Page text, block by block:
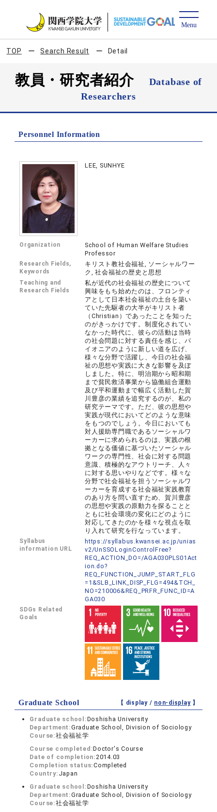
TOP Search Result Detail
教員・研究者紹介
Database of
Researchers
Personnel Information
LEE, SUNHYE
Organization
School of Human Welfare Studies
Professor
Research Fields,
Keywords
キリスト教社会福祉, ソーシャルワー
ク, 社会福祉の歴史と思想
Teaching and
Research Fields
私が近代の社会福祉の歴史について
興味をもち始めたのは、フロンティ
アとして日本社会福祉の土台を築い
ていた先駆者の大半がキリスト者
（Christian）であったことを知った
のがきっかけです。制度化されてい
なかった時代に、彼らの活動は当時
の社会問題に対する責任を感じ、パ
イオニアのように新しい道を広げ、
様々な分野で活躍し、今日の社会福
祉の思想や実践に大きな影響を及ぼ
しました。特に、明治期から昭和期
まで貧民救済事業から協働組合運動
及び平和運動まで幅広く活動した賀
川豊彦の業績を追究するのが、私の
研究テーマです。ただ、彼の思想や
実践が現代においてどのような意味
をもつのでしょう。今日においても
対人援助専門職であるソーシャルワ
ーカーに求められるのは、実践の根
拠となる価値に基づいたソーシャル
ワークの専門性、社会に対する問題
意識、積極的なアウトリーチ、人々
に対する思いやりなどです。様々な
分野で社会福祉を担うソーシャルワ
ーカーを育成する社会福祉実践教育
のあり方を問い直すため、賀川豊彦
の思想や実践の原動力を探ることと
ともに社会環境の変化にどのように
対応してきたのかを様々な視点を取
り入れて研究を行なっています。
Syllabus
information URL
https://syllabus.kwansei.ac.jp/unias
v2/UnSSOLoginControlFree?
REQ_ACTION_DO=/AGA030PLS01Act
ion.do?
REQ_FUNCTION_JUMP_START_FLG
=1&SLB_LINK_DISP_FLG=494&TCH_
NO=210006&REQ_PRFR_FUNC_ID=A
GA030
SDGs Related
Goals
Graduate School 【 display / non-display】
Graduate school:Doshisha University
Department:Graduate School, Division of Sociology
Course:社会福祉学
Course completed:Doctor's Course
Date of completion:2014.03
Completion status:Completed
Country: Japan
Graduate school:Doshisha University
Department:Graduate School, Division of Sociology
Course:社会福祉学